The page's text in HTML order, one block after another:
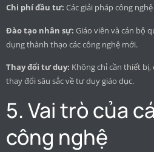
Chi phí đầu tư: Các giải pháp công
Đào tạo nhân sự: Giáo viên và cán bộ
dụng thành thạo các công nghệ mới.
Thay đổi tư duy: Không chỉ cần thiết
thay đổi sâu sắc về tư duy giáo dục.
5. Vai trò của
công nghệ